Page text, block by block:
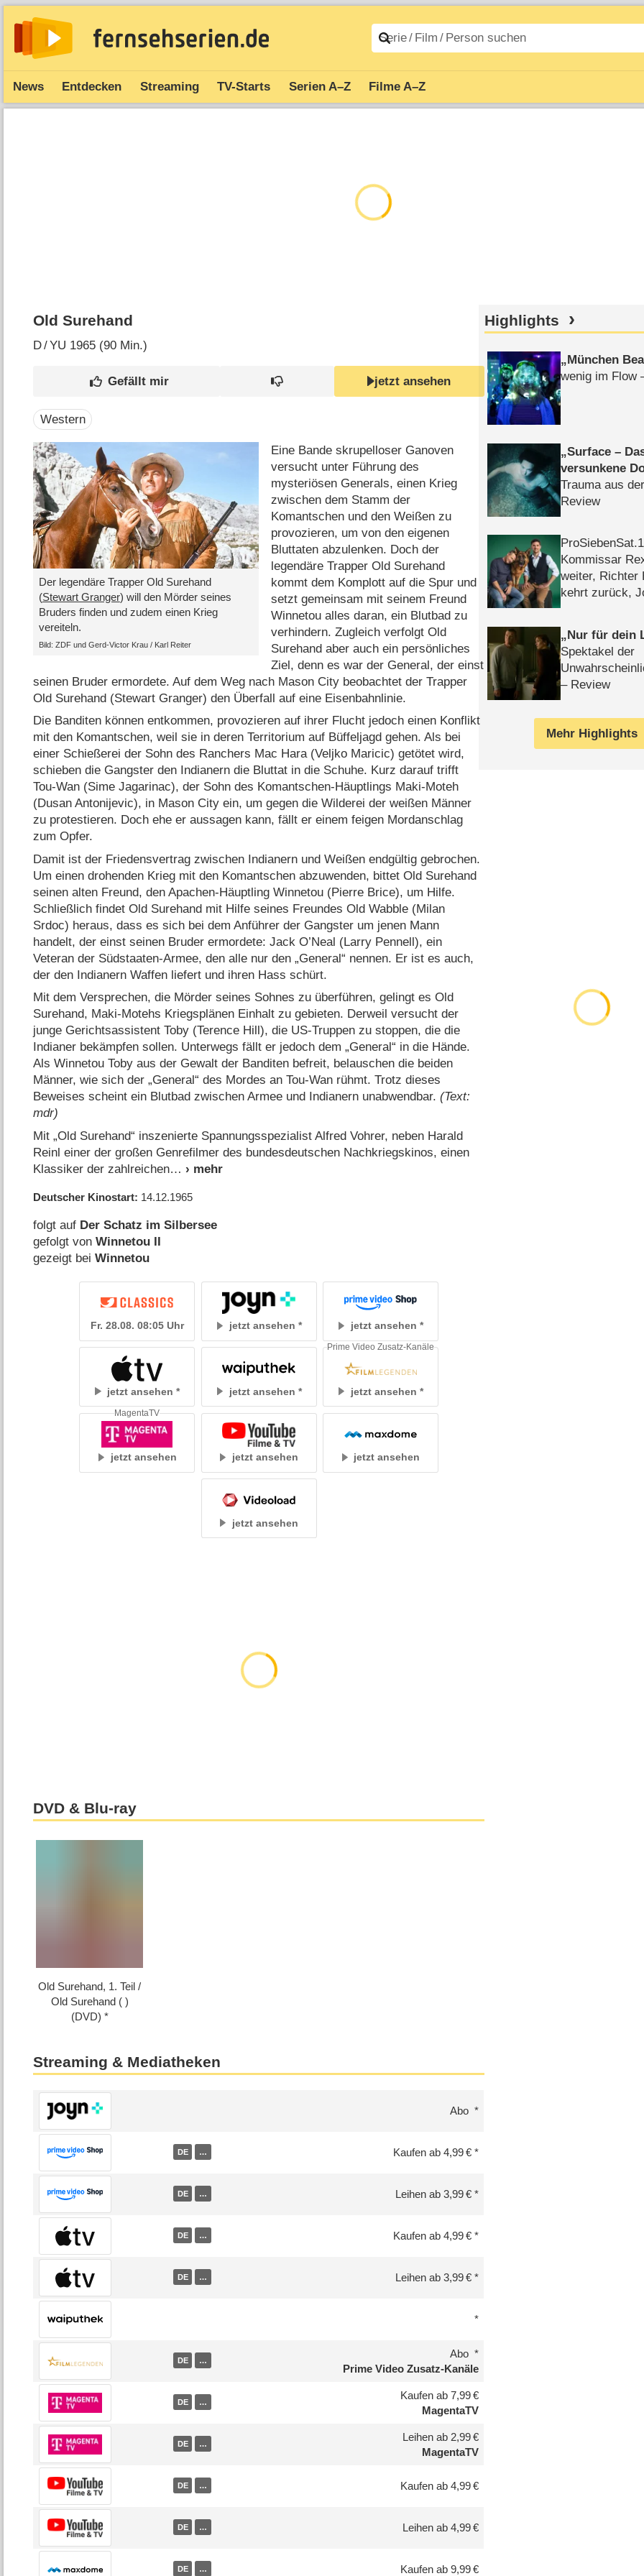
News Entdecken Streaming TV-Starts Serien A–Z Filme A–Z
Old Surehand
D/YU 1965 (90 Min.)
jetzt ansehen
Western
Der legendäre Trapper Old Surehand
(Stewart Granger) will den Mörder seines
Bruders finden und zudem einen Krieg
vereiteln.
Bild: ZDF und Gerd-Victor Krau /​ Karl Reiter
Eine Bande skrupelloser Ganoven
versucht unter Führung des
mysteriösen Generals, einen Krieg
zwischen dem Stamm der
Komantschen und den Weißen zu
provozieren, um von den eigenen
Bluttaten abzulenken. Doch der
legendäre Trapper Old Surehand
kommt dem Komplott auf die Spur und
setzt gemeinsam mit seinem Freund
Winnetou alles daran, ein Blutbad zu
verhindern. Zugleich verfolgt Old
Surehand aber auch ein persönliches
Ziel, denn es war der General, der einst
seinen Bruder ermordete. Auf dem Weg nach Mason City beobachtet der Trapper
Old Surehand (Stewart Granger) den Überfall auf eine Eisenbahnlinie.
Die Banditen können entkommen, provozieren auf ihrer Flucht jedoch einen Konflikt
mit den Komantschen, weil sie in deren Territorium auf Büffeljagd gehen. Als bei
einer Schießerei der Sohn des Ranchers Mac Hara (Veljko Maricic) getötet wird,
schieben die Gangster den Indianern die Bluttat in die Schuhe. Kurz darauf trifft
Tou-Wan (Sime Jagarinac), der Sohn des Komantschen-Häuptlings Maki-Moteh
(Dusan Antonijevic), in Mason City ein, um gegen die Wilderei der weißen Männer
zu protestieren. Doch ehe er aussagen kann, fällt er einem feigen Mordanschlag
zum Opfer.
Damit ist der Friedensvertrag zwischen Indianern und Weißen endgültig gebrochen.
Um einen drohenden Krieg mit den Komantschen abzuwenden, bittet Old Surehand
seinen alten Freund, den Apachen-Häuptling Winnetou (Pierre Brice), um Hilfe.
Schließlich findet Old Surehand mit Hilfe seines Freundes Old Wabble (Milan
Srdoc) heraus, dass es sich bei dem Anführer der Gangster um jenen Mann
handelt, der einst seinen Bruder ermordete: Jack O’Neal (Larry Pennell), ein
Veteran der Südstaaten-Armee, den alle nur den „General“ nennen. Er ist es auch,
der den Indianern Waffen liefert und ihren Hass schürt.
Mit dem Versprechen, die Mörder seines Sohnes zu überführen, gelingt es Old
Surehand, Maki-Motehs Kriegsplänen Einhalt zu gebieten. Derweil versucht der
junge Gerichtsassistent Toby (Terence Hill), die US-Truppen zu stoppen, die die
Indianer bekämpfen sollen. Unterwegs fällt er jedoch dem „General“ in die Hände.
Als Winnetou Toby aus der Gewalt der Banditen befreit, belauschen die beiden
Männer, wie sich der „General“ des Mordes an Tou-Wan rühmt. Trotz dieses
Beweises scheint ein Blutbad zwischen Armee und Indianern unabwendbar.(Text:
mdr)
Mit „Old Surehand“ inszenierte Spannungsspezialist Alfred Vohrer, neben Harald
Reinl einer der großen Genrefilmer des bundesdeutschen Nachkriegskinos, einen
Klassiker der zahlreichen
Deutscher Kinostart 14.12.1965
folgt auf Der Schatz im Silbersee
gefolgt vonWinnetou II
gezeigt beiWinnetou
Fr. 28.08. 08:05 Uhr jetzt ansehen jetzt ansehen
jetzt ansehen jetzt ansehen jetzt ansehen
Prime Video Zusatz-Kanäle
jetzt ansehen
MagentaTV
jetzt ansehen jetzt ansehen
jetzt ansehen
DVD & Blu-ray
Old Surehand, 1. Teil /​
Old Surehand ( )
(DVD)
Streaming & Mediatheken
Abo
DE … Kaufen ab 4,99 €
DE … Leihen ab 3,99 €
DE … Kaufen ab 4,99 €
DE … Leihen ab 3,99 €
DE …
Abo
Prime Video Zusatz-Kanäle
DE …
Kaufen ab 7,99 €
MagentaTV
DE …
Leihen ab 2,99 €
MagentaTV
DE … Kaufen ab 4,99 €
DE … Leihen ab 4,99 €
DE … Kaufen ab 9,99 €
Highlights
München
wenig im Flow
Surface –
versunkene
Trauma aus
Review
Kommissar
weiter, Richter
kehrt zurück,
Nur für dein
Spektakel der
– Review
Mehr Highlights